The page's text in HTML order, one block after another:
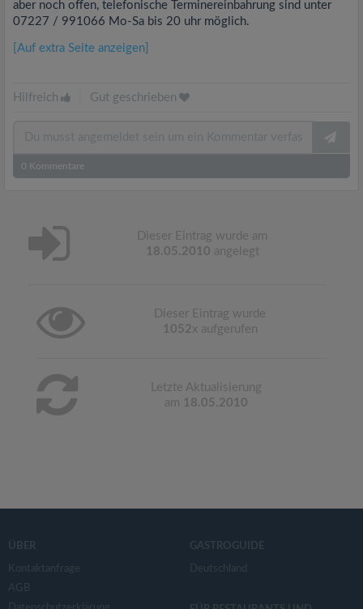
aber noch offen, telefonische Terminereinbahrung sind unter
07227 / 991066 Mo-Sa bis 20 uhr möglich.
[Auf extra Seite anzeigen]
Hilfreich Gut geschrieben
0 Kommentare
Dieser Eintrag wurde am
18.05.2010 angelegt
Dieser Eintrag wurde
1052x aufgerufen
Letzte Aktualisierung
am 18.05.2010
ÜBER
Kontaktanfrage
AGB
GASTROGUIDE
Deutschland